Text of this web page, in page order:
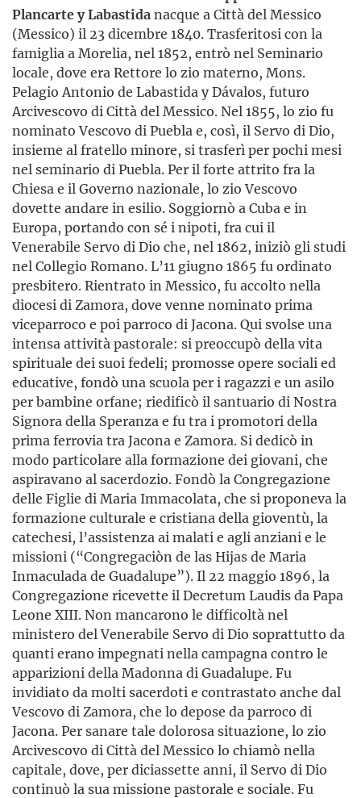
Plancarte y Labastida nacque a Città del Messico
(Messico) il 23 dicembre 1840. Trasferitosi con la
famiglia a Morelia, nel 1852, entrò nel Seminario
locale, dove era Rettore lo zio materno, Mons.
Pelagio Antonio de Labastida y Dávalos, futuro
Arcivescovo di Città del Messico. Nel 1855, lo zio fu
nominato Vescovo di Puebla e, così, il Servo di Dio,
insieme al fratello minore, si trasferì per pochi mesi
nel seminario di Puebla. Per il forte attrito fra la
Chiesa e il Governo nazionale, lo zio Vescovo
dovette andare in esilio. Soggiornò a Cuba e in
Europa, portando con sé i nipoti, fra cui il
Venerabile Servo di Dio che, nel 1862, iniziò gli studi
nel Collegio Romano. L’11 giugno 1865 fu ordinato
presbitero. Rientrato in Messico, fu accolto nella
diocesi di Zamora, dove venne nominato prima
viceparroco e poi parroco di Jacona. Qui svolse una
intensa attività pastorale: si preoccupò della vita
spirituale dei suoi fedeli; promosse opere sociali ed
educative, fondò una scuola per i ragazzi e un asilo
per bambine orfane; riedificò il santuario di Nostra
Signora della Speranza e fu tra i promotori della
prima ferrovia tra Jacona e Zamora. Si dedicò in
modo particolare alla formazione dei giovani, che
aspiravano al sacerdozio. Fondò la Congregazione
delle Figlie di Maria Immacolata, che si proponeva la
formazione culturale e cristiana della gioventù, la
catechesi, l’assistenza ai malati e agli anziani e le
missioni (“Congregaciòn de las Hijas de Maria
Inmaculada de Guadalupe”). Il 22 maggio 1896, la
Congregazione ricevette il Decretum Laudis da Papa
Leone XIII. Non mancarono le difficoltà nel
ministero del Venerabile Servo di Dio soprattutto da
quanti erano impegnati nella campagna contro le
apparizioni della Madonna di Guadalupe. Fu
invidiato da molti sacerdoti e contrastato anche dal
Vescovo di Zamora, che lo depose da parroco di
Jacona. Per sanare tale dolorosa situazione, lo zio
Arcivescovo di Città del Messico lo chiamò nella
capitale, dove, per diciassette anni, il Servo di Dio
continuò la sua missione pastorale e sociale. Fu